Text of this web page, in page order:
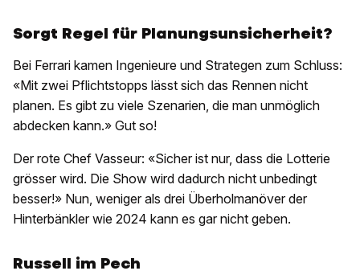
Sorgt Regel für Planungsunsicherheit?
Bei Ferrari kamen Ingenieure und Strategen zum Schluss:
«Mit zwei Pflichtstopps lässt sich das Rennen nicht
planen. Es gibt zu viele Szenarien, die man unmöglich
abdecken kann.» Gut so!
Der rote Chef Vasseur: «Sicher ist nur, dass die Lotterie
grösser wird. Die Show wird dadurch nicht unbedingt
besser!» Nun, weniger als drei Überholmanöver der
Hinterbänkler wie 2024 kann es gar nicht geben.
Russell im Pech